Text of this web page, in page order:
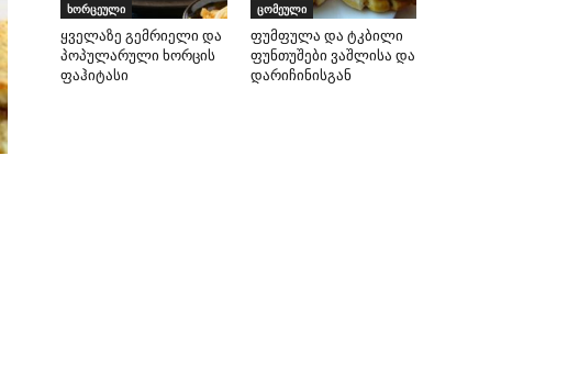
ხორცეული
ყველაზე გემრიელი და
პოპულარული ხორცის
ფაჰიტასი
ცომეული
ფუმფულა და ტკბილი
ფუნთუშები ვაშლისა და
დარიჩინისგან